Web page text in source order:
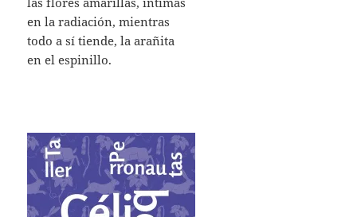
en la radiación, mientras
todo a sí tiende, la arañita
en el espinillo.